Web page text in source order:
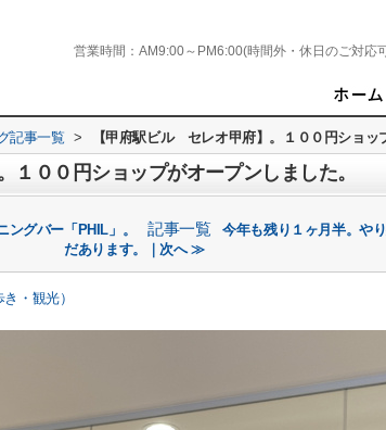
営業時間： AM9:00～PM6:00(時間外・休日のご対応
記事一覧 > 【甲府駅ビル セレオ甲府】。１００円ショッ
００円ショップがオープンしました。
グバー「PHIL」。 記事一覧
今年も残り１ヶ月半。や
だあります。｜次へ ≫
・観光）